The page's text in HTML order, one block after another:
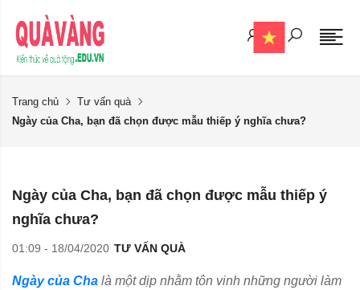
Trang chủ
Tư vấn quà
Ngày của Cha, bạn đã chọn được mẫu thiếp ý nghĩa chưa?
Ngày của Cha, bạn đã chọn được mẫu thiếp ý
nghĩa chưa?
01:09 - 18/04/2020 TƯ VẤN QUÀ
Ngày của Cha là một dịp nhằm tôn vinh những người làm